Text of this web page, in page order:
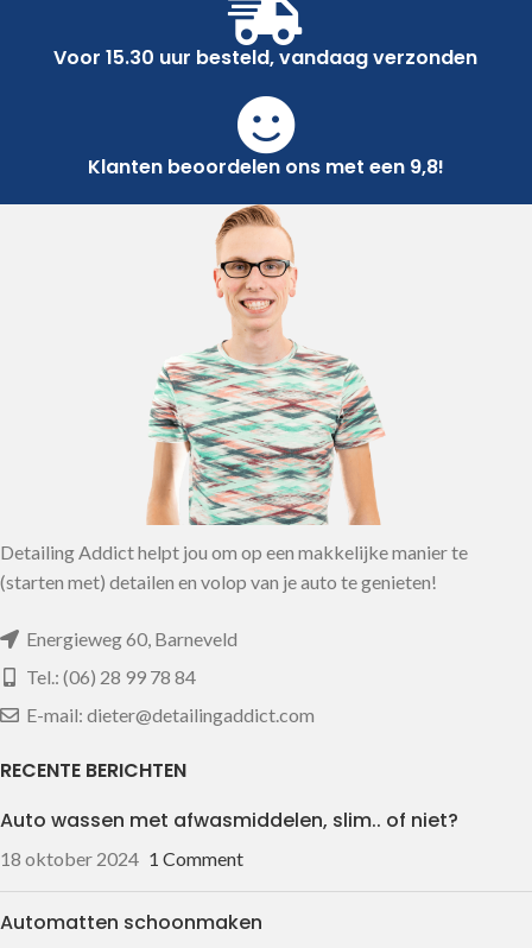
Voor 15.30 uur besteld, vandaag verzonden
Klanten beoordelen ons met een 9,8!
Detailing Addict helpt jou om op een makkelijke manier te
(starten met) detailen en volop van je auto te genieten!
Energieweg 60, Barneveld
Tel.: (06) 28 99 78 84
E-mail: dieter@detailingaddict.com
RECENTE BERICHTEN
Auto wassen met afwasmiddelen, slim.. of niet?
18 oktober 2024 1 Comment
Automatten schoonmaken